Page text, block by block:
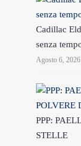
Cadillac
senza
Agosto 6, 2026
PPP:
STELLE